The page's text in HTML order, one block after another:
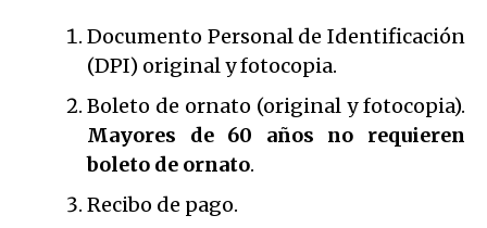
Documento Personal de Identificación
(DPI) original y fotocopia.
Boleto de ornato (original y fotocopia).
Mayores de 60 años no requieren
boleto de ornato.
Recibo de pago.